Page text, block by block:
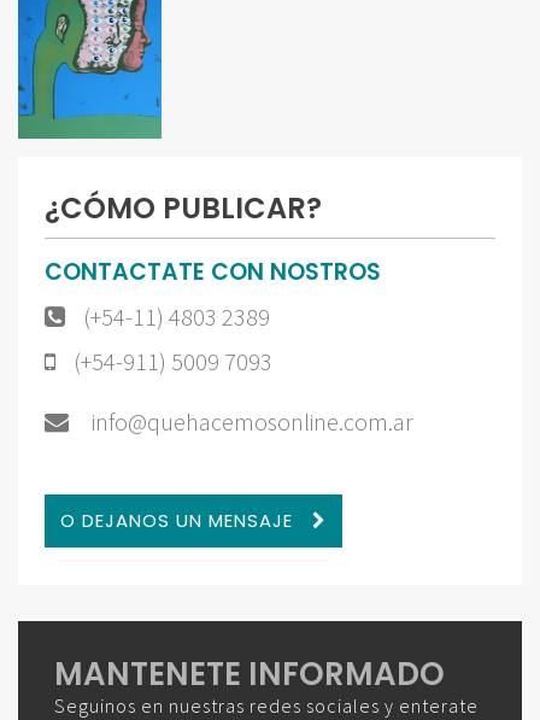
¿CÓMO PUBLICAR?
CONTACTATE CON NOSTROS
(+54-11) 4803 2389
(+54-911) 5009 7093
info@quehacemosonline.com.ar
O DEJANOS UN MENSAJE
MANTENETE INFORMADO
Seguinos en nuestras redes sociales y enterate